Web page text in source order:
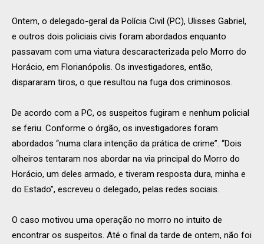
Ontem, o delegado-geral da Polícia Civil (PC), Ulisses Gabriel,
e outros dois policiais civis foram abordados enquanto
passavam com uma viatura descaracterizada pelo Morro do
Horácio, em Florianópolis. Os investigadores, então,
dispararam tiros, o que resultou na fuga dos criminosos.
De acordo com a PC, os suspeitos fugiram e nenhum policial
se feriu. Conforme o órgão, os investigadores foram
abordados “numa clara intenção da prática de crime”. “Dois
olheiros tentaram nos abordar na via principal do Morro do
Horácio, um deles armado, e tiveram resposta dura, minha e
do Estado”, escreveu o delegado, pelas redes sociais.
O caso motivou uma operação no morro no intuito de
encontrar os suspeitos. Até o final da tarde de ontem, não foi